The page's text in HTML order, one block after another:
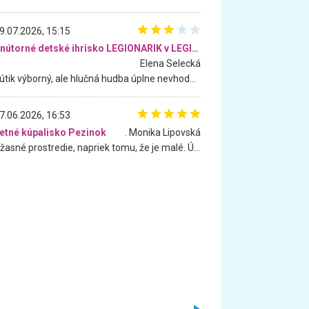
15:15
Vnútorné detské ihrisko LEGIONARIK v LEGIA Fitness
Elena Selecká
16:53
kúpalisko Pezinok
. Monika Lipovská